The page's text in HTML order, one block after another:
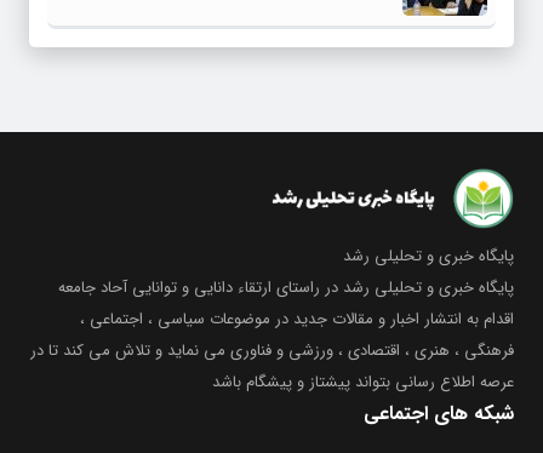
پایگاه خبری و تحلیلی رشد
پایگاه خبری و تحلیلی رشد در راستای ارتقاء دانایی و توانایی آحاد جامعه
اقدام به انتشار اخبار و مقالات جدید در موضوعات سیاسی ، اجتماعی ،
فرهنگی ، هنری ، اقتصادی ، ورزشی و فناوری می نماید و تلاش می کند تا در
عرصه اطلاع رسانی بتواند پیشتاز و پیشگام باشد
شبکه های اجتماعی